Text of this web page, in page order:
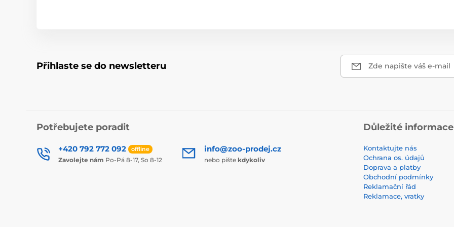
Přihlaste se do newsletteru Zde napište váš e-mail
Potřebujete poradit
+420 792 772 092 offline
Zavolejte nám Po-Pá 8-17, So 8-12
info@zoo-prodej.cz
nebo pište kdykoliv
Důležité informace
Kontaktujte nás
Ochrana os. údajů
Doprava a platby
Obchodní podmínky
Reklamační řád
Reklamace, vratky